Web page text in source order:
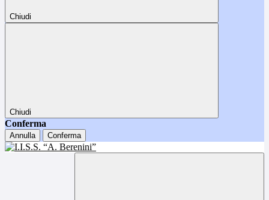
Chiudi
Chiudi
Conferma
Annulla Conferma